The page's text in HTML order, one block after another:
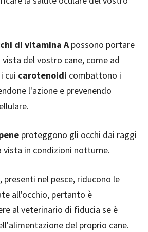
di vitamina Apossono portare
del vostro cane, come ad
cui carotenoidi combattono i
l'azione e prevenendo
proteggono gli occhi dai raggi
vista in condizioni notturne.
, presenti nel pesce, riducono le
all'occhio, pertanto è
al veterinario di fiducia se è
del proprio cane.